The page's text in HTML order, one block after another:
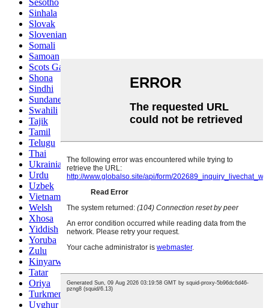
Sinhala
Slovak
Slovenian
Somali
Samoan
Scots Gaelic
Shona
Sindhi
Sundanese
Swahili
Tajik
Tamil
Telugu
Thai
Ukrainian
Urdu
Uzbek
Vietnamese
Welsh
Xhosa
Yiddish
Yoruba
Zulu
Kinyarwanda
Tatar
Oriya
Turkmen
Uyghur